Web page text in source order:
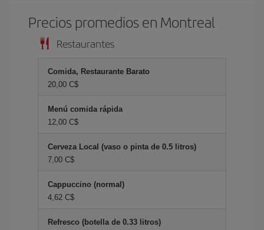
Precios promedios en Montreal
Restaurantes
Comida, Restaurante Barato
20,00 C$
Menú comida rápida
12,00 C$
Cerveza Local (vaso o pinta de 0.5 litros)
7,00 C$
Cappuccino (normal)
4,62 C$
Refresco (botella de 0.33 litros)